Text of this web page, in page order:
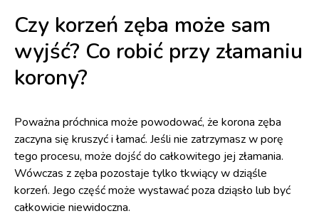
Czy korzeń zęba może sam
wyjść? Co robić przy złamaniu
korony?
Poważna próchnica może powodować, że korona zęba
zaczyna się kruszyć i łamać. Jeśli nie zatrzymasz w porę
tego procesu, może dojść do całkowitego jej złamania.
Wówczas z zęba pozostaje tylko tkwiący w dziąśle
korzeń. Jego część może wystawać poza dziąsło lub być
całkowicie niewidoczna.